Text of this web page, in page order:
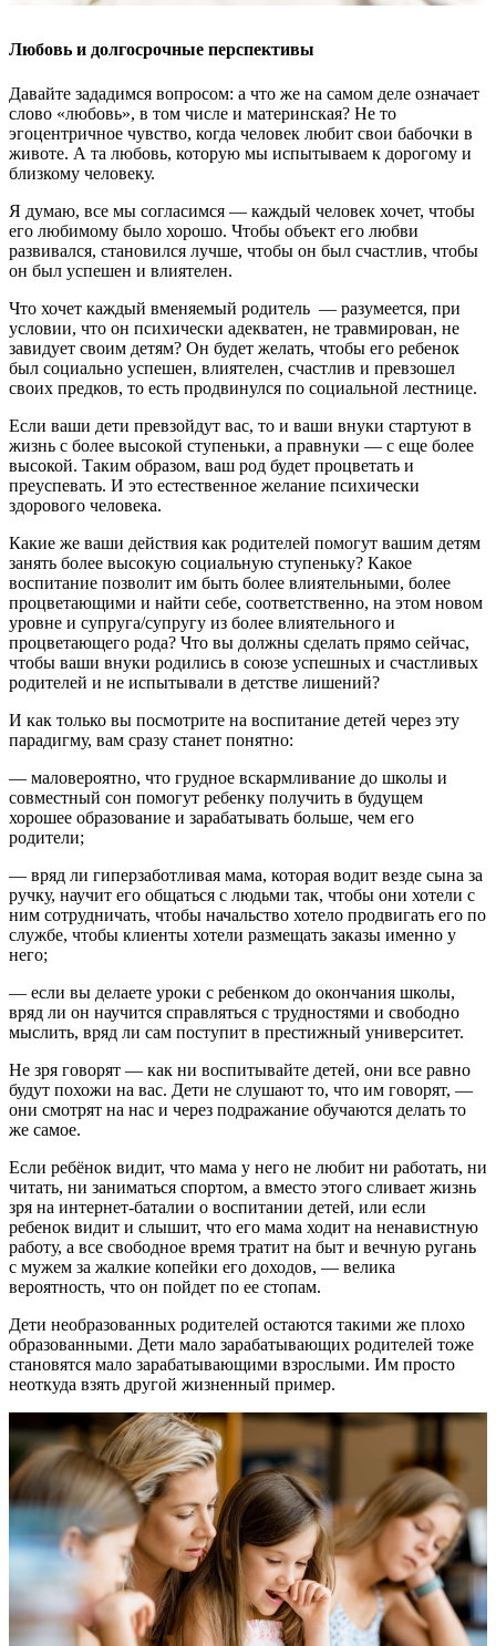
Любовь и долгосрочные перспективы
Давайте зададимся вопросом: а что же на самом деле означает
слово «любовь», в том числе и материнская? Не то
эгоцентричное чувство, когда человек любит свои бабочки в
животе. А та любовь, которую мы испытываем к дорогому и
близкому человеку.
Я думаю, все мы согласимся — каждый человек хочет, чтобы
его любимому было хорошо. Чтобы объект его любви
развивался, становился лучше, чтобы он был счастлив, чтобы
он был успешен и влиятелен.
Что хочет каждый вменяемый родитель — разумеется, при
условии, что он психически адекватен, не травмирован, не
завидует своим детям? Он будет желать, чтобы его ребенок
был социально успешен, влиятелен, счастлив и превзошел
своих предков, то есть продвинулся по социальной лестнице.
Если ваши дети превзойдут вас, то и ваши внуки стартуют в
жизнь с более высокой ступеньки, а правнуки — с еще более
высокой. Таким образом, ваш род будет процветать и
преуспевать. И это естественное желание психически
здорового человека.
Какие же ваши действия как родителей помогут вашим детям
занять более высокую социальную ступеньку? Какое
воспитание позволит им быть более влиятельными, более
процветающими и найти себе, соответственно, на этом новом
уровне и супруга/супругу из более влиятельного и
процветающего рода? Что вы должны сделать прямо сейчас,
чтобы ваши внуки родились в союзе успешных и счастливых
родителей и не испытывали в детстве лишений?
И как только вы посмотрите на воспитание детей через эту
парадигму, вам сразу станет понятно:
— маловероятно, что грудное вскармливание до школы и
совместный сон помогут ребенку получить в будущем
хорошее образование и зарабатывать больше, чем его
родители;
— вряд ли гиперзаботливая мама, которая водит везде сына за
ручку, научит его общаться с людьми так, чтобы они хотели с
ним сотрудничать, чтобы начальство хотело продвигать его по
службе, чтобы клиенты хотели размещать заказы именно у
него;
— если вы делаете уроки с ребенком до окончания школы,
вряд ли он научится справляться с трудностями и свободно
мыслить, вряд ли сам поступит в престижный университет.
Не зря говорят — как ни воспитывайте детей, они все равно
будут похожи на вас. Дети не слушают то, что им говорят, —
они смотрят на нас и через подражание обучаются делать то
же самое.
Если ребёнок видит, что мама у него не любит ни работать, ни
читать, ни заниматься спортом, а вместо этого сливает жизнь
зря на интернет-баталии о воспитании детей, или если
ребенок видит и слышит, что его мама ходит на ненавистную
работу, а все свободное время тратит на быт и вечную ругань
с мужем за жалкие копейки его доходов, — велика
вероятность, что он пойдет по ее стопам.
Дети необразованных родителей остаются такими же плохо
образованными. Дети мало зарабатывающих родителей тоже
становятся мало зарабатывающими взрослыми. Им просто
неоткуда взять другой жизненный пример.